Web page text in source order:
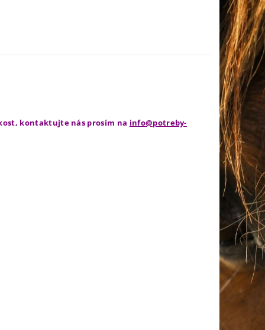
kontaktujte nás prosím na info@potreby-